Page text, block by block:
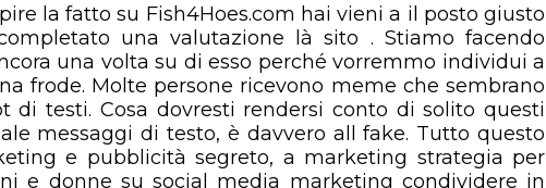
la fatto su Fish4Hoes.com hai vieni a il posto giusto
una valutazione là sito . Stiamo facendo
una volta su di esso perché vorremmo individui a
frode. Molte persone ricevono meme che sembrano
di testi. Cosa dovresti rendersi conto di solito questi
messaggi di testo, è davvero all fake. Tutto questo
e pubblicità segreto, a marketing strategia per
e donne su social media marketing condividere in